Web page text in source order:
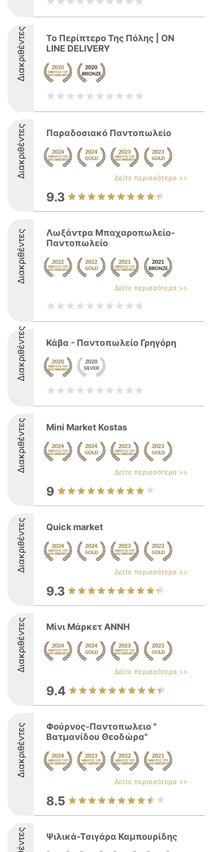
Διακριθέντες
Το Περίπτερο Της Πόλης | ON
LINE DELIVERY
Διακριθέντες Παραδοσιακό Παντοπωλείο
Δείτε περισσότερα >>
9.3
Διακριθέντες
Λωξάντρα Μπαχαροπωλείο-
Παντοπωλείο
Δείτε περισσότερα >>
Διακριθέντες Κάβα - Παντοπωλείο Γρηγόρη
Διακριθέντες Mini Market Kostas
Δείτε περισσότερα >>
9
Διακριθέντες Quick market
Δείτε περισσότερα >>
9.3
Διακριθέντες Μίνι Μάρκετ ΑΝΝΗ
Δείτε περισσότερα >>
9.4
Διακριθέντες
Φούρνος-Παντοπωλειο "
Βατμανίδου Θεοδώρα"
Δείτε περισσότερα >>
8.5
Ψιλικά-Τσιγάρα Καμπουρίδης